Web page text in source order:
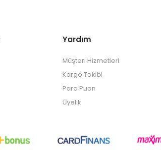
Yardım
Müşteri Hizmetleri
Kargo Takibi
Para Puan
Üyelik